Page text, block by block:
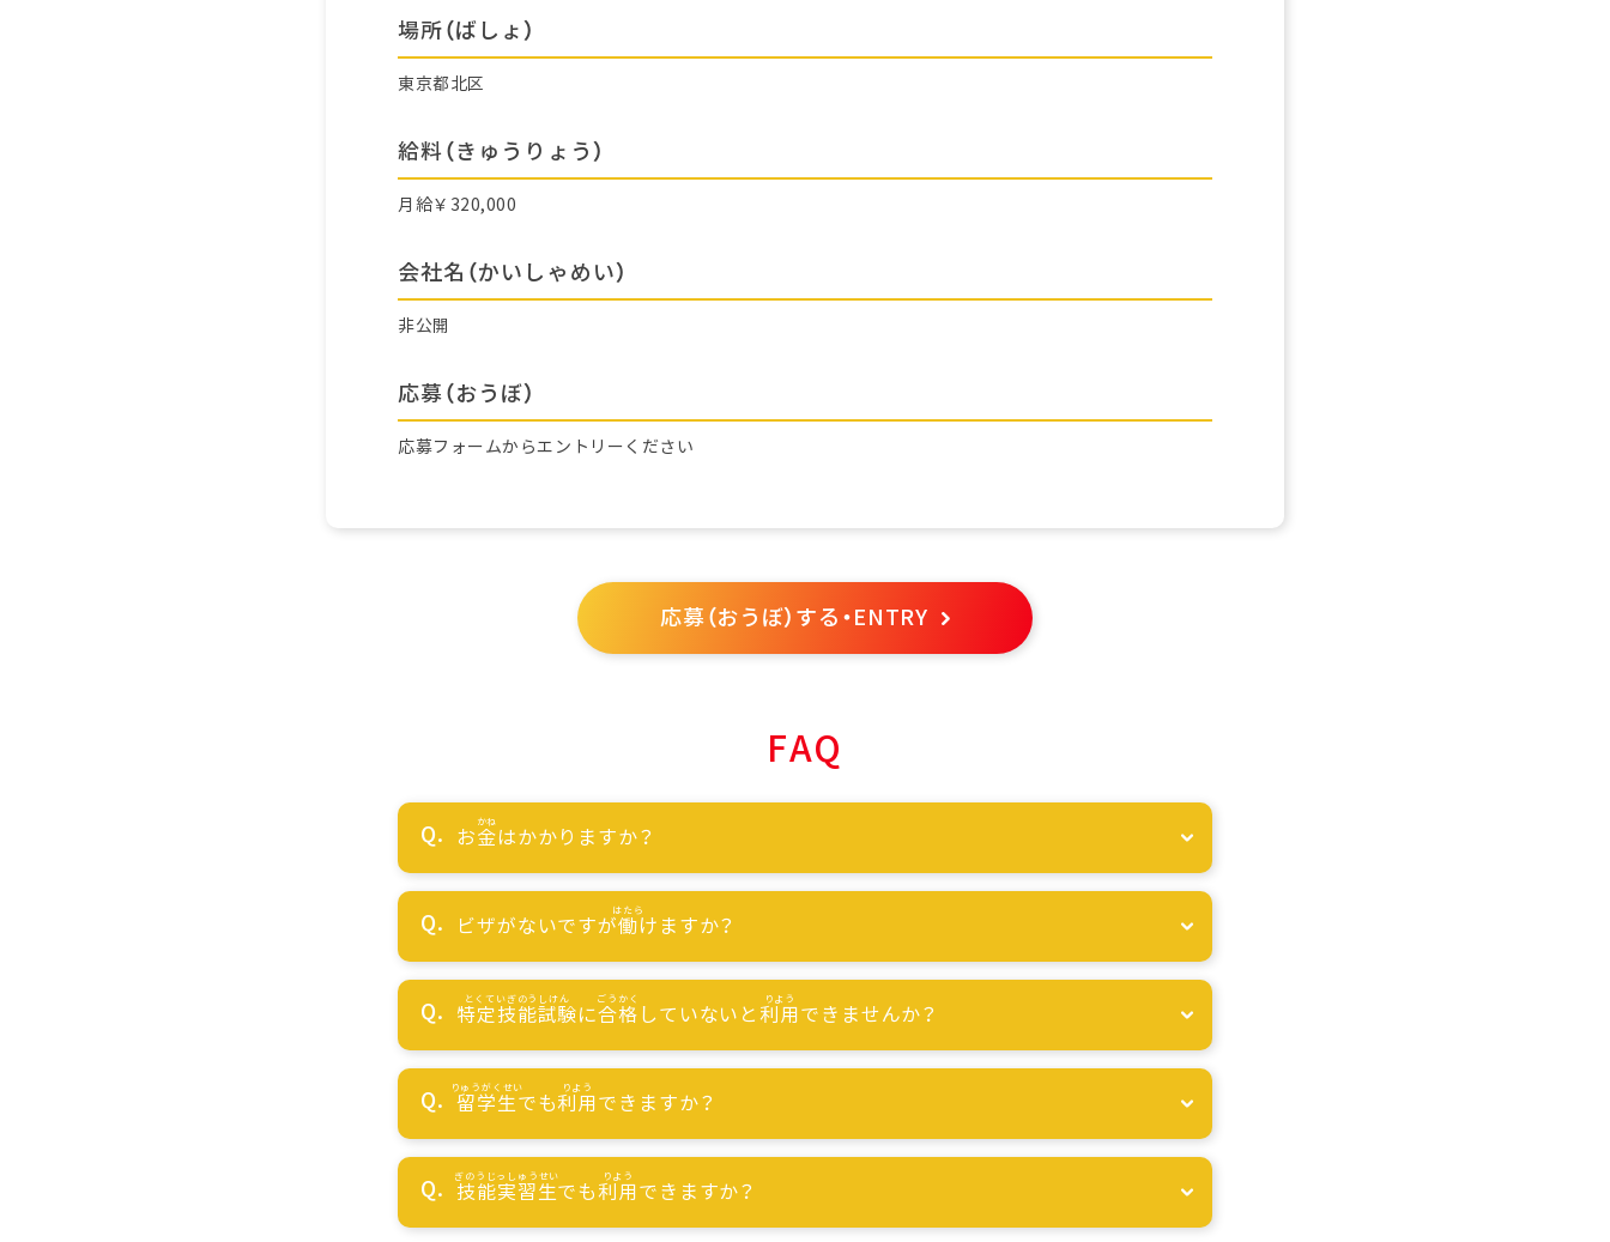
場所（ばしょ）
東京都北区
給料（きゅうりょう）
月給￥320,000
会社名（かいしゃめい）
非公開
応募（おうぼ）
応募フォームからエントリーください
応募（おうぼ）する・ENTRY
FAQ
お金はかかりますか？
ビザがないですが働けますか？
特定技能試験に合格 していないと利用できませんか？
留学生でも利用できますか？
技能実習生でも利用できますか？